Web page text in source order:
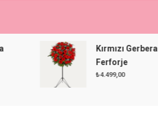
Kırmızı Gerbera
Ferforje
4.499,00